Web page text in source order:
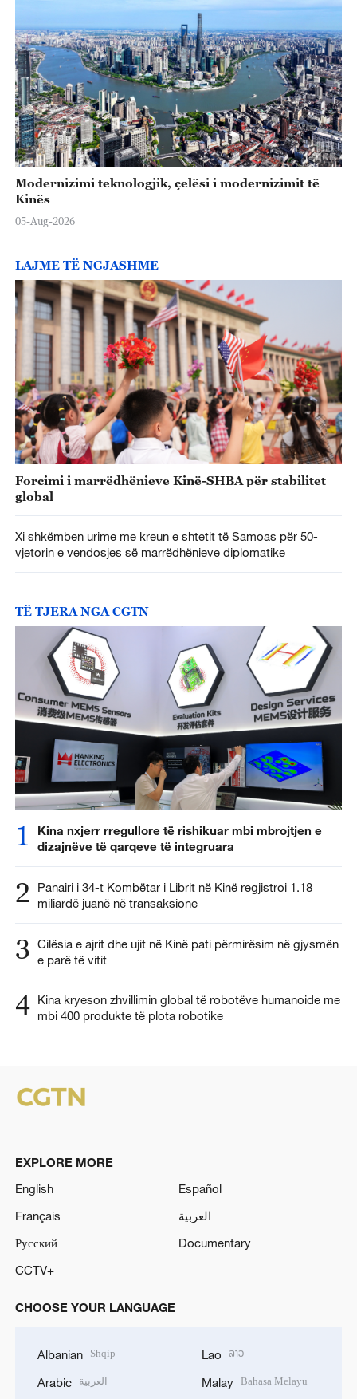
Modernizimi teknologjik, çelësi i modernizimit të
Kinës
05-Aug-2026
LAJME TË NGJASHME
Forcimi i marrëdhënieve Kinë-SHBA për stabilitet
global
Xi shkëmben urime me kreun e shtetit të Samoas për 50-
vjetorin e vendosjes së marrëdhënieve diplomatike
TË TJERA NGA CGTN
1
Kina nxjerr rregullore të rishikuar mbi mbrojtjen e
dizajnëve të qarqeve të integruara
2
Panairi i 34-t Kombëtar i Librit në Kinë regjistroi 1.18
miliardë juanë në transaksione
3 Cilësia e ajrit dhe ujit në Kinë pati përmirësim në gjysmën
e parë të vitit
4 Kina kryeson zhvillimin global të robotëve humanoide me
mbi 400 produkte të plota robotike
EXPLORE MORE
English
Español
Français
العربية
Русский
Documentary
CCTV+
CHOOSE YOUR LANGUAGE
Albanian Shqip
Arabic العربية
Lao ລາວ
Malay Bahasa Melayu